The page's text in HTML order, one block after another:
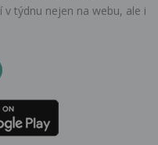
týdnu nejen na webu, ale i